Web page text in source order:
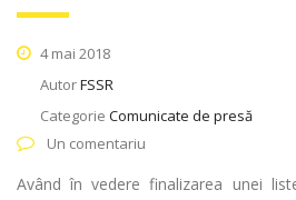
4 mai 2018
AutorFSSR
Categorie Comunicate de presă
Un comentariu
Având în vedere finalizarea unei